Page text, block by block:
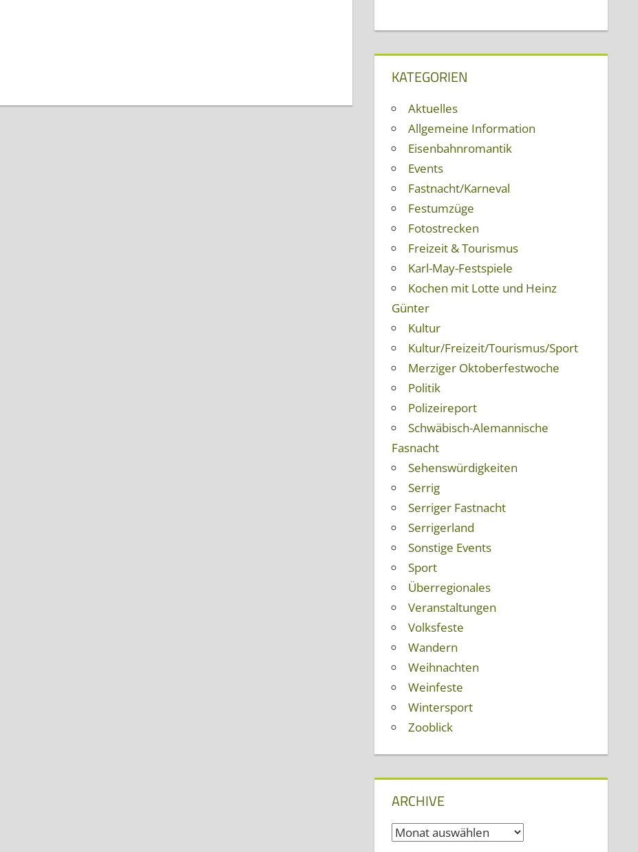
KATEGORIEN
Aktuelles
Allgemeine Information
Eisenbahnromantik
Events
Fastnacht/Karneval
Festumzüge
Fotostrecken
Freizeit & Tourismus
Karl-May-Festspiele
Kochen mit Lotte und Heinz
Günter
Kultur
Kultur/Freizeit/Tourismus/Sport
Merziger Oktoberfestwoche
Politik
Polizeireport
Schwäbisch-Alemannische
Fasnacht
Sehenswürdigkeiten
Serrig
Serriger Fastnacht
Serrigerland
Sonstige Events
Sport
Überregionales
Veranstaltungen
Volksfeste
Wandern
Weihnachten
Weinfeste
Wintersport
Zooblick
ARCHIVE
Archive